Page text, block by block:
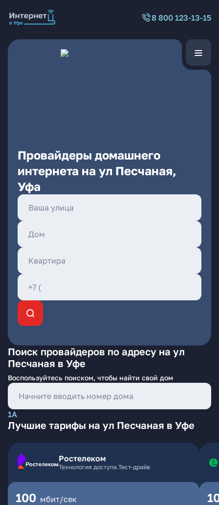
8 800 123-13-15
Провайдеры домашнего
интернета на ул Песчаная,
Уфа
Поиск провайдеров по адресу на ул
Песчаная в Уфе
Воспользуйтесь поиском, чтобы найти свой дом
1А
Лучшие тарифы на ул Песчаная в Уфе
Ростелеком
Технология доступа.Тест-драйв
100 мбит/сек